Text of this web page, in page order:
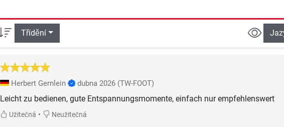
Třídění
Herbert Gernlein dubna 2026 (TW-FOOT)
Leicht zu bedienen, gute Entspannungsmomente, einfach nur empfehlenswert
Užitečná • Neužitečná